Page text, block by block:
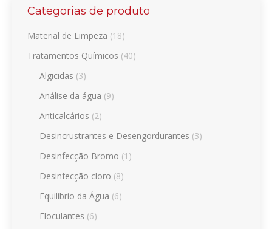
Categorias de produto
Material de Limpeza (18)
Tratamentos Químicos (40)
Algicidas (3)
Análise da água (9)
Anticalcários (2)
Desincrustrantes e Desengordurantes (3)
Desinfecção Bromo (1)
Desinfecção cloro (8)
Equilíbrio da Água (6)
Floculantes (6)